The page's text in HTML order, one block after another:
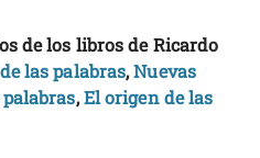
de los libros de Ricardo
las palabras,Nuevas
,El origen de las